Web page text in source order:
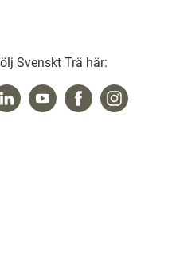
Svenskt Trä här: